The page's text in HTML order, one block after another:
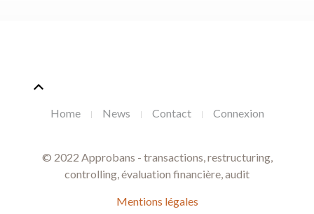
Home News Contact Connexion
© 2022 Approbans - transactions, restructuring,
controlling, évaluation financière, audit
Mentions légales